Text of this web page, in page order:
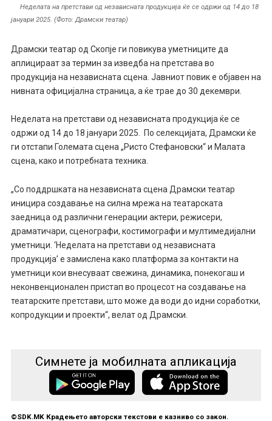
Неделата на претстави од независната продукција ќе се одржи од 14 до 18
јануари 2025. (Фото: Драмски театар)
Драмски театар од Скопје ги повикува уметниците да
аплицираат за термин за изведба на претстава во
продукција на независната сцена. Јавниот повик е објавен на
нивната официјална страница, а ќе трае до 30 декември.
Неделата на претстави од независната продукција ќе се
одржи од 14 до 18 јануари 2025. По селекцијата, Драмски ќе
ги отстапи Големата сцена „Ристо Стефановски“ и Малата
сцена, како и потребната техника.
„Со поддршката на независната сцена Драмски театар
иницира создавање на силна мрежа на театарската
заедница од различни генерации актери, режисери,
драматичари, сценографи, костимографи и мултимедијални
уметници. ‘Неделата на претстави од независната
продукција’ е замислена како платформа за контакти на
уметници кои внесуваат свежина, динамика, понекогаш и
неконвенционален пристап во процесот на создавање на
театарските претстави, што може да води до идни соработки,
копродукции и проекти“, велат од Драмски.
Симнете ја мобилната апликација
©SDK.MK Крадењето авторски текстови е казниво со закон.